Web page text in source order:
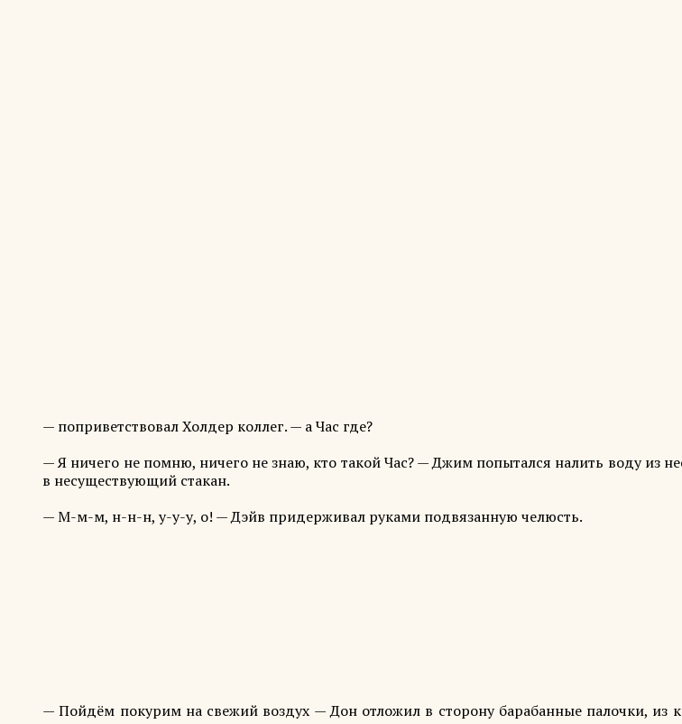
— поприветствовал Холдер коллег. — а Час где?
— Я ничего не помню, ничего не знаю, кто такой Час? — Джим попытался налить воду из
в несуществующий стакан.
— М-м-м, н-н-н, у-у-у, о! — Дэйв придерживал руками подвязанную челюсть.
— Пойдём покурим на свежий воздух — Дон отложил в сторону барабанные палочки, из